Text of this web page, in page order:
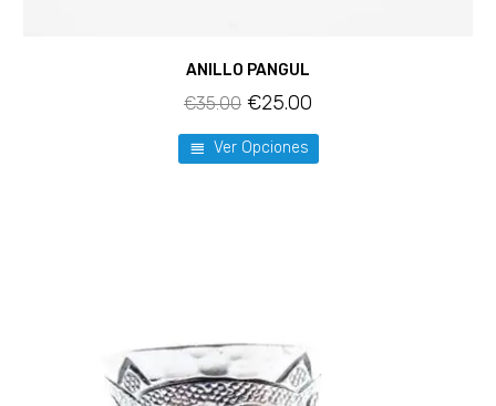
ANILLO PANGUL
€35.00 €25.00
Ver Opciones